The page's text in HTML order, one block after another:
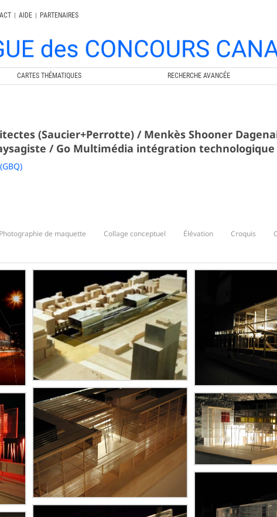
| AIDE |
PARTENAIRES
CARTES THÉMATIQUES RECHERCHE AVANCÉE
(Saucier+Perrotte) / Menkès Shooner
/ Go Multimédia intégration technologique
Photographie de maquette Collage conceptuel Élévation Croquis